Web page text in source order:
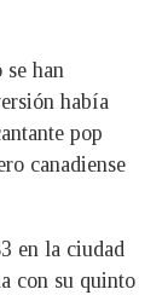
han
había
pop
canadiense
en la ciudad
con su quinto